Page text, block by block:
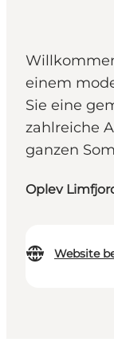
einem
Sie eine
zahlreiche
ganzen
Oplev
Website